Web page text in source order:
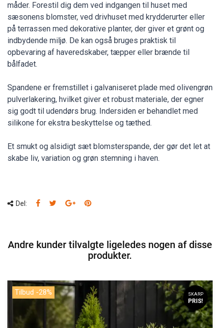
måder. Forestil dig dem ved indgangen til huset med
sæsonens blomster, ved drivhuset med krydderurter eller
på terrassen med dekorative planter, der giver et grønt og
indbydende miljø. De kan også bruges praktisk til
opbevaring af haveredskaber, tæpper eller brænde til
bålfadet.
Spandene er fremstillet i galvaniseret plade med olivengrøn
pulverlakering, hvilket giver et robust materiale, der egner
sig godt til udendørs brug. Indersiden er behandlet med
silikone for ekstra beskyttelse og tæthed.
Et smukt og alsidigt sæt blomsterspande, der gør det let at
skabe liv, variation og grøn stemning i haven.
Del:
Andre kunder tilvalgte ligeledes nogen af disse
produkter.
SKARP
PRIS!
Tilbud -28%